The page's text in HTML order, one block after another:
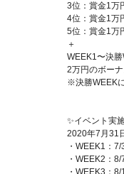
3位：賞金1万
4位：賞金1万
5位：賞金1万
＋
WEEK1〜決
2万円のボー
※決勝WEEK
✨イベント実
2020年7月31
・WEEK1：
・WEEK2：
・WEEK3：